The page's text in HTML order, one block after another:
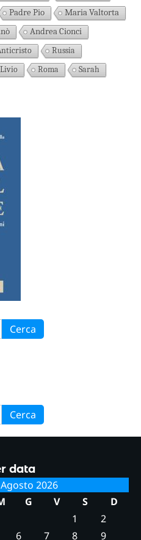
Padre Pio
Maria Valtorta
Andrea Cionci
Russia
Roma Sarah
data
Agosto 2026
G V S
D
1
2
6 7 8 9